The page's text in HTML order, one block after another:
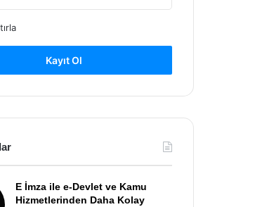
Kayıt Ol
E İmza ile e-Devlet ve Kamu
Hizmetlerinden Daha Kolay